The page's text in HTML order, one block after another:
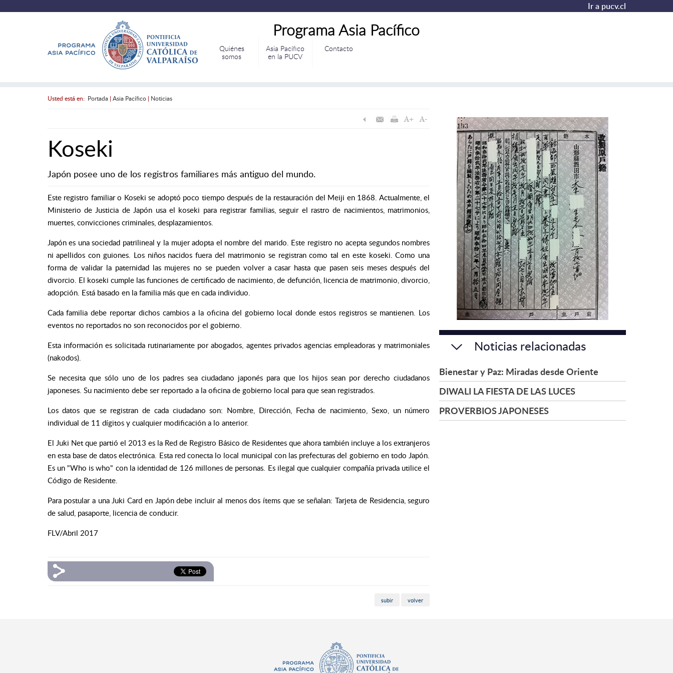
Ir a pucv.cl
Programa Asia Pacífico
Quiénes
somos
Asia Pacífico
en la PUCV
Contacto
Usted está en: Portada| Asia Pacífico| Noticias
Koseki
Japón posee uno de los registros familiares más antiguo del mundo.
Este registro familiar o Koseki se adoptó poco tiempo después de la restauración del Meiji en 1868. Actualmente, el
Ministerio de Justicia de Japón usa el koseki para registrar familias, seguir el rastro de nacimientos, matrimonios,
muertes, convicciones criminales, desplazamientos.
Japón es una sociedad patrilineal y la mujer adopta el nombre del marido. Este registro no acepta segundos nombres
ni apellidos con guiones. Los niños nacidos fuera del matrimonio se registran como tal en este koseki. Como una
forma de validar la paternidad las mujeres no se pueden volver a casar hasta que pasen seis meses después del
divorcio. El koseki cumple las funciones de certificado de nacimiento, de defunción, licencia de matrimonio, divorcio,
adopción. Está basado en la familia más que en cada individuo.
Cada familia debe reportar dichos cambios a la oficina del gobierno local donde estos registros se mantienen. Los
eventos no reportados no son reconocidos por el gobierno.
Esta información es solicitada rutinariamente por abogados, agentes privados agencias empleadoras y matrimoniales
(nakodos).
Se necesita que sólo uno de los padres sea ciudadano japonés para que los hijos sean por derecho ciudadanos
japoneses. Su nacimiento debe ser reportado a la oficina de gobierno local para que sean registrados.
Los datos que se registran de cada ciudadano son: Nombre, Dirección, Fecha de nacimiento, Sexo, un número
individual de 11 dígitos y cualquier modificación a lo anterior.
El Juki Net que partió el 2013 es la Red de Registro Básico de Residentes que ahora también incluye a los extranjeros
en esta base de datos electrónica. Esta red conecta lo local municipal con las prefecturas del gobierno en todo Japón.
Es un "Who is who" con la identidad de 126 millones de personas. Es ilegal que cualquier compañía privada utilice el
Código de Residente.
Para postular a una Juki Card en Japón debe incluir al menos dos ítems que se señalan: Tarjeta de Residencia, seguro
de salud, pasaporte, licencia de conducir.
FLV/Abril 2017
subir volver
Noticias relacionadas
Bienestar y Paz: Miradas desde Oriente
DIWALI LA FIESTA DE LAS LUCES
PROVERBIOS JAPONESES